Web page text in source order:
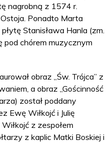
nagrobną z 1574 r.
Ponadto Marta
Stanisława Hanla (zm.
pod chórem muzycznym
obraz „Św. Trójca” z
a obraz „Gościnność
został poddany
Ewę Wiłkojć i Julię
z zespołem
z kaplic Matki Boskiej i